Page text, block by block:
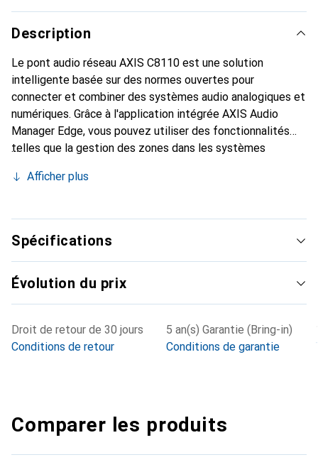
Description
Le pont audio réseau AXIS C8110 est une solution
intelligente basée sur des normes ouvertes pour
connecter et combiner des systèmes audio analogiques et
numériques. Grâce à l'application intégrée AXIS Audio
Manager Edge, vous pouvez utiliser des fonctionnalités
telles que la gestion des zones dans les systèmes
de connecter un système téléphonique IP pour passer des
audio analogique, vous pouvez facilement intégrer votre
système d'interphone ou votre box de streaming musical
aux haut-parleurs réseau d'Axis.
Afficher plus
Spécifications
Évolution du prix
Droit de retour de 30 jours
Conditions de retour
5 an(s) Garantie (Bring-in)
Conditions de garantie
Comparer les produits